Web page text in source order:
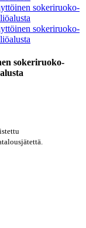
sokeriruoko-